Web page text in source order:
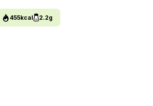
455kcal 2.2g